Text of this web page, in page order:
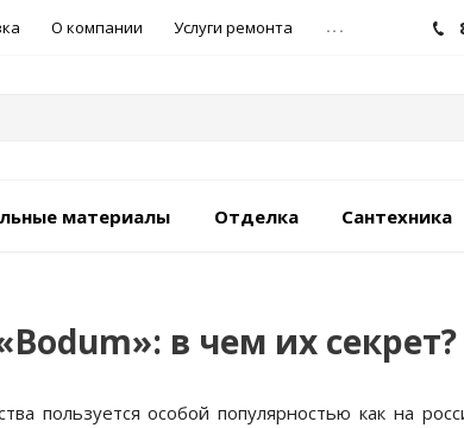
О компании Услуги ремонта ...
материалы Отделка Сантехника
в чем их секрет?
пользуется особой популярностью как на